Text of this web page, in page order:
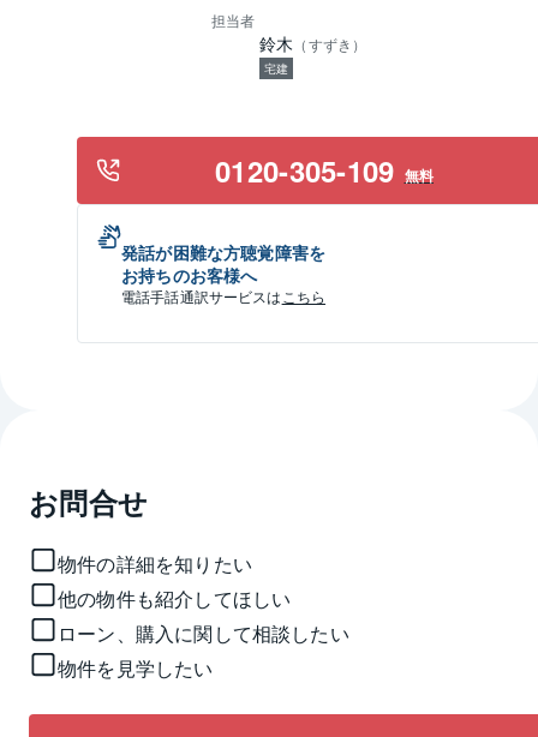
担当者
鈴木 （すずき ）
宅建
0120-305-109 無料
発話が困難な方聴覚障害を
お持ちのお客様へ
電話手話通訳サービスは こちら
お問合せ
物件の詳細を知りたい
他の物件も紹介してほしい
ローン、購入に関して相談したい
物件を見学したい